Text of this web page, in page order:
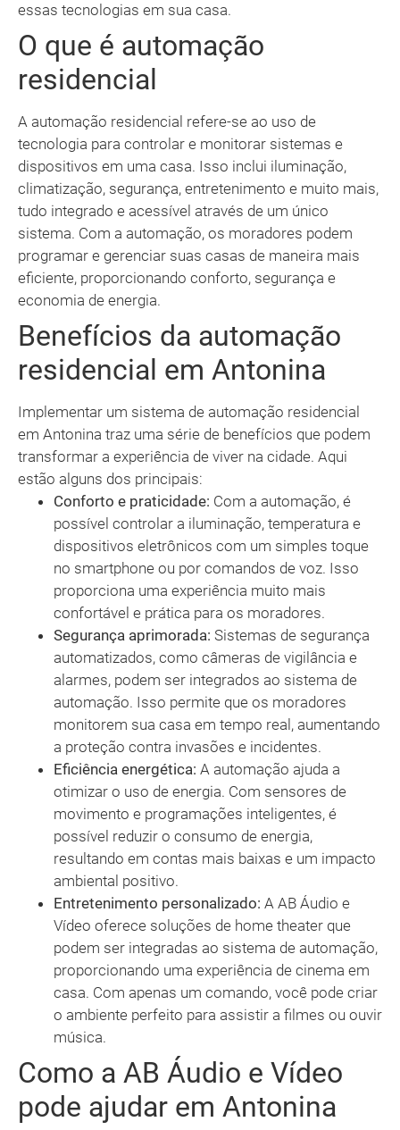
essas tecnologias em sua casa.
O que é automação
residencial
A automação residencial refere-se ao uso de
tecnologia para controlar e monitorar sistemas e
dispositivos em uma casa. Isso inclui iluminação,
climatização, segurança, entretenimento e muito mais,
tudo integrado e acessível através de um único
sistema. Com a automação, os moradores podem
programar e gerenciar suas casas de maneira mais
eficiente, proporcionando conforto, segurança e
economia de energia.
Benefícios da automação
residencial em Antonina
Implementar um sistema de automação residencial
em Antonina traz uma série de benefícios que podem
transformar a experiência de viver na cidade. Aqui
estão alguns dos principais:
Conforto e praticidade: Com a automação, é
possível controlar a iluminação, temperatura e
dispositivos eletrônicos com um simples toque
no smartphone ou por comandos de voz. Isso
proporciona uma experiência muito mais
confortável e prática para os moradores.
Segurança aprimorada: Sistemas de segurança
automatizados, como câmeras de vigilância e
alarmes, podem ser integrados ao sistema de
automação. Isso permite que os moradores
monitorem sua casa em tempo real, aumentando
a proteção contra invasões e incidentes.
Eficiência energética: A automação ajuda a
otimizar o uso de energia. Com sensores de
movimento e programações inteligentes, é
possível reduzir o consumo de energia,
resultando em contas mais baixas e um impacto
ambiental positivo.
Entretenimento personalizado: A AB Áudio e
Vídeo oferece soluções de home theater que
podem ser integradas ao sistema de automação,
proporcionando uma experiência de cinema em
casa. Com apenas um comando, você pode criar
o ambiente perfeito para assistir a filmes ou ouvir
música.
Como a AB Áudio e Vídeo
pode ajudar em Antonina